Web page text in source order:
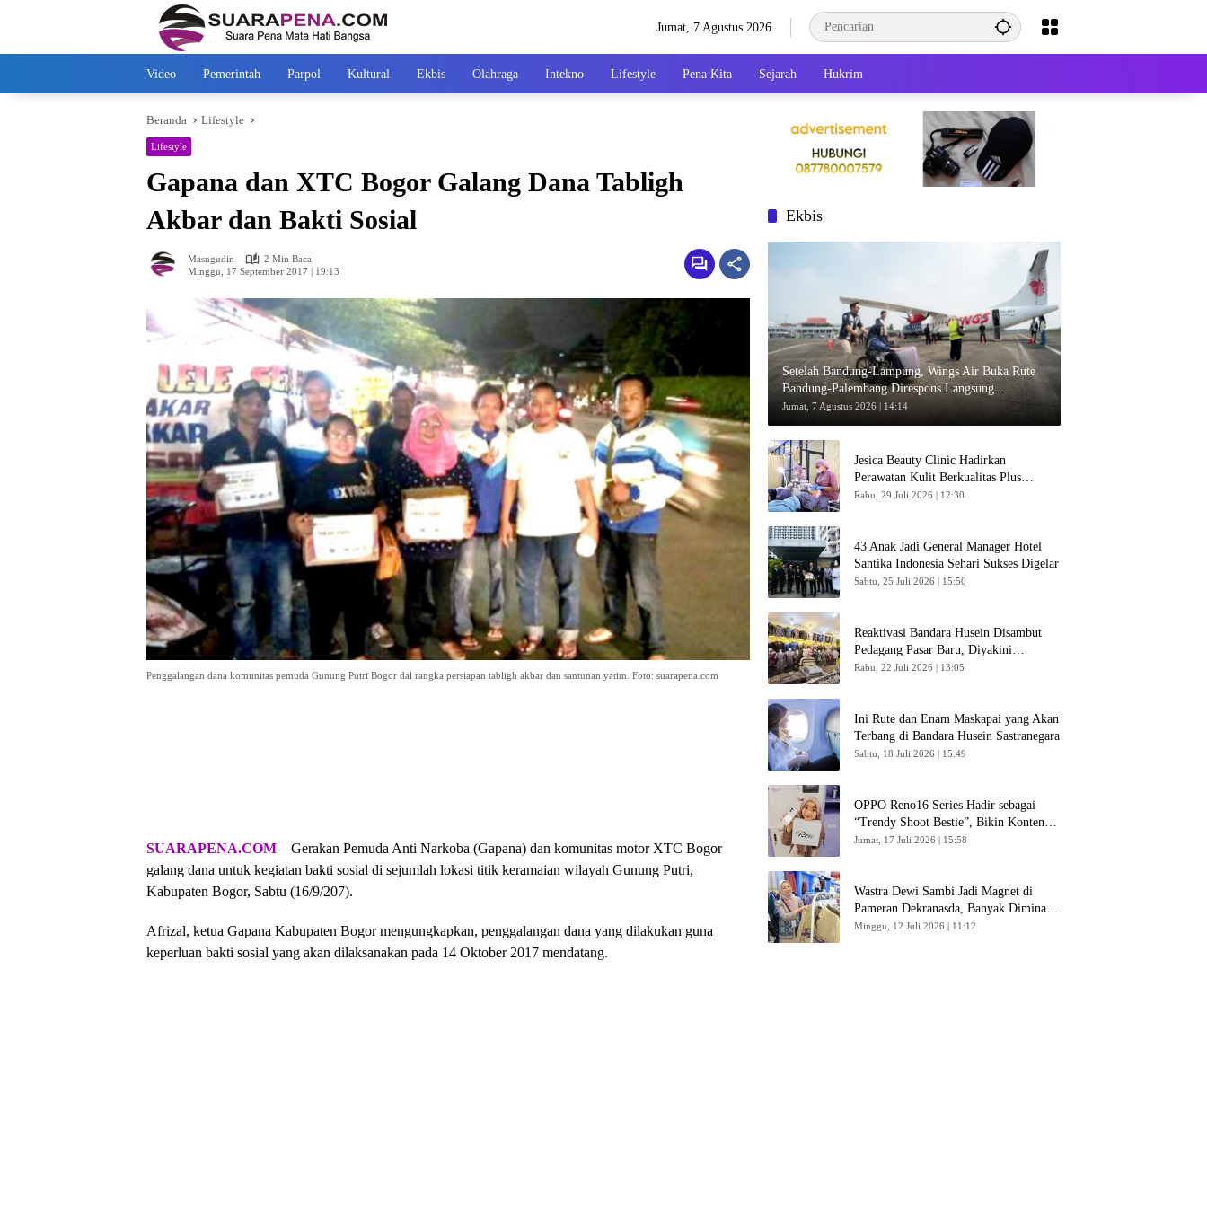
Jumat, 7 Agustus 2026
Video Pemerintah Parpol Kultural Ekbis Olahraga Intekno Lifestyle Pena Kita Sejarah Hukrim
Beranda Lifestyle
Lifestyle
Gapana dan XTC Bogor Galang Dana Tabligh
Akbar dan Bakti Sosial
Masngudin
2 Min Baca
Minggu, 17 September 2017 | 19:13
Penggalangan dana komunitas pemuda Gunung Putri Bogor dal rangka persiapan tabligh akbar dan santunan yatim. Foto: suarapena.com
SUARAPENA.COM – Gerakan Pemuda Anti Narkoba (Gapana) dan komunitas motor XTC Bogor
galang dana untuk kegiatan bakti sosial di sejumlah lokasi titik keramaian wilayah Gunung Putri,
Kabupaten Bogor, Sabtu (16/9/207).
Afrizal, ketua Gapana Kabupaten Bogor mengungkapkan, penggalangan dana yang dilakukan guna
keperluan bakti sosial yang akan dilaksanakan pada 14 Oktober 2017 mendatang.
Ekbis
Setelah Bandung-Lampung, Wings Air Buka Rute
Bandung-Palembang Direspons Langsung
Penumpang
Jumat, 7 Agustus 2026 | 14:14
Jesica Beauty Clinic Hadirkan
Perawatan Kulit Berkualitas Plus
Konsultasi Gratis
Rabu, 29 Juli 2026 | 12:30
43 Anak Jadi General Manager Hotel
Santika Indonesia Sehari Sukses Digelar
Sabtu, 25 Juli 2026 | 15:50
Reaktivasi Bandara Husein Disambut
Pedagang Pasar Baru, Diyakini
Bangkitkan Kembali Ekonomi Bandung
Rabu, 22 Juli 2026 | 13:05
Ini Rute dan Enam Maskapai yang Akan
Terbang di Bandara Husein Sastranegara
Sabtu, 18 Juli 2026 | 15:49
OPPO Reno16 Series Hadir sebagai
“Trendy Shoot Bestie”, Bikin Konten
Kreator Makin Betah
Jumat, 17 Juli 2026 | 15:58
Wastra Dewi Sambi Jadi Magnet di
Pameran Dekranasda, Banyak Diminati
Pengunjung
Minggu, 12 Juli 2026 | 11:12